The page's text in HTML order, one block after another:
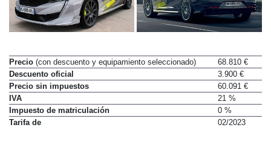
Precio (con descuento y equipamiento seleccionado)
68.810 €
Descuento oficial
3.900 €
Precio sin impuestos
60.091 €
IVA
21 %
Impuesto de matriculación
0 %
Tarifa de
02/2023